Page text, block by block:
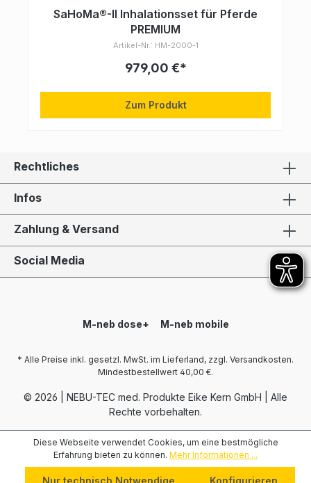
SaHoMa®-II Inhalationsset für Pferde
PREMIUM
Artikel-Nr.: HM-2000-1
979,00 €*
Zum Produkt
Rechtliches
Infos
Zahlung & Versand
Social Media
M-neb dose+ M-neb mobile
* Alle Preise inkl. gesetzl. MwSt. im Lieferland, zzgl. Versandkosten.
Mindestbestellwert 40,00 €.
© 2026 | NEBU-TEC med. Produkte Eike Kern GmbH | Alle
Rechte vorbehalten.
Diese Webseite verwendet Cookies, um eine bestmögliche
Erfahrung bieten zu können. Mehr Informationen ...
Nur technisch Notwendige Konfigurieren